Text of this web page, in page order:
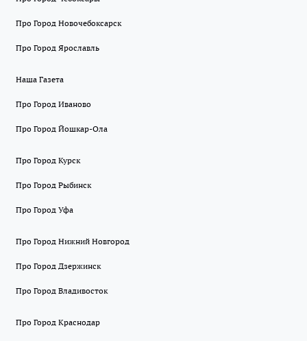
Про Город Новочебоксарск
Про Город Ярославль
Наша Газета
Про Город Иваново
Про Город Йошкар-Ола
Про Город Курск
Про Город Рыбинск
Про Город Уфа
Про Город Нижний Новгород
Про Город Дзержинск
Про Город Владивосток
Про Город Краснодар